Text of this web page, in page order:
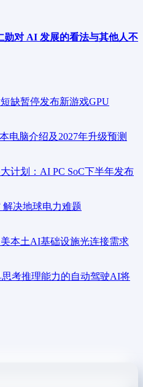
对 AI 发展的看法与其他人不
缺暂停发布新游戏GPU
电脑介绍及2027年升级预测
计划：AI PC SoC下半年发布
决地球电力难题
本土AI基础设施光连接需求
考推理能力的自动驾驶AI将